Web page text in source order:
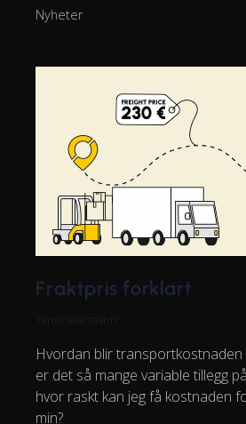
Nyheter
Fraktpris forklart
Tanel Vaarmann
Hvordan blir
er det så mange variable tillegg
hvor raskt kan jeg få kostnaden
min?